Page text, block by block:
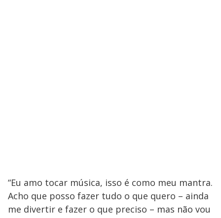
“Eu amo tocar música, isso é como meu mantra.
Acho que posso fazer tudo o que quero – ainda
me divertir e fazer o que preciso – mas não vou